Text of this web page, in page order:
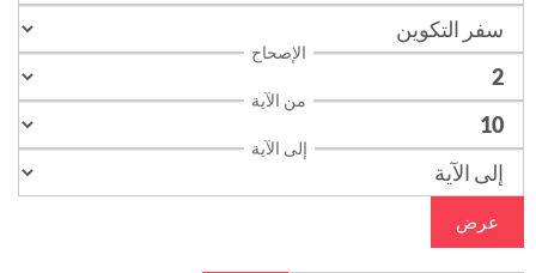
الإصحاح
من الآية
إلى الآية
عرض